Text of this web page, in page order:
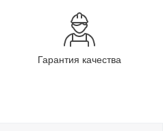
Гарантия качества